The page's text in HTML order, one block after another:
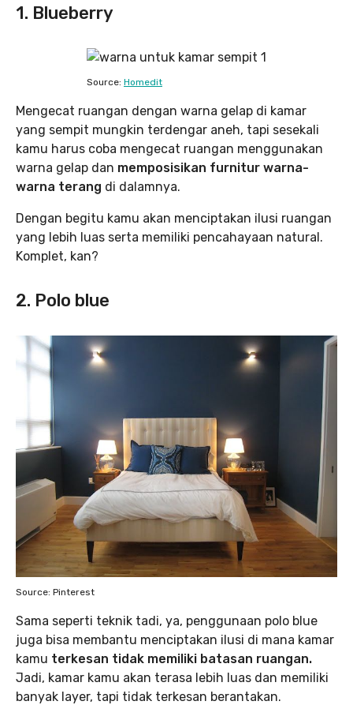
1. Blueberry
Source: Homedit
Mengecat ruangan dengan warna gelap di kamar
yang sempit mungkin terdengar aneh, tapi sesekali
kamu harus coba mengecat ruangan menggunakan
warna gelap dan memposisikan furnitur warna-
warna terang di dalamnya.
Dengan begitu kamu akan menciptakan ilusi ruangan
yang lebih luas serta memiliki pencahayaan natural.
Komplet, kan?
2. Polo blue
Source: Pinterest
Sama seperti teknik tadi, ya, penggunaan polo blue
juga bisa membantu menciptakan ilusi di mana kamar
kamu terkesan tidak memiliki batasan ruangan.
Jadi, kamar kamu akan terasa lebih luas dan memiliki
banyak layer, tapi tidak terkesan berantakan.